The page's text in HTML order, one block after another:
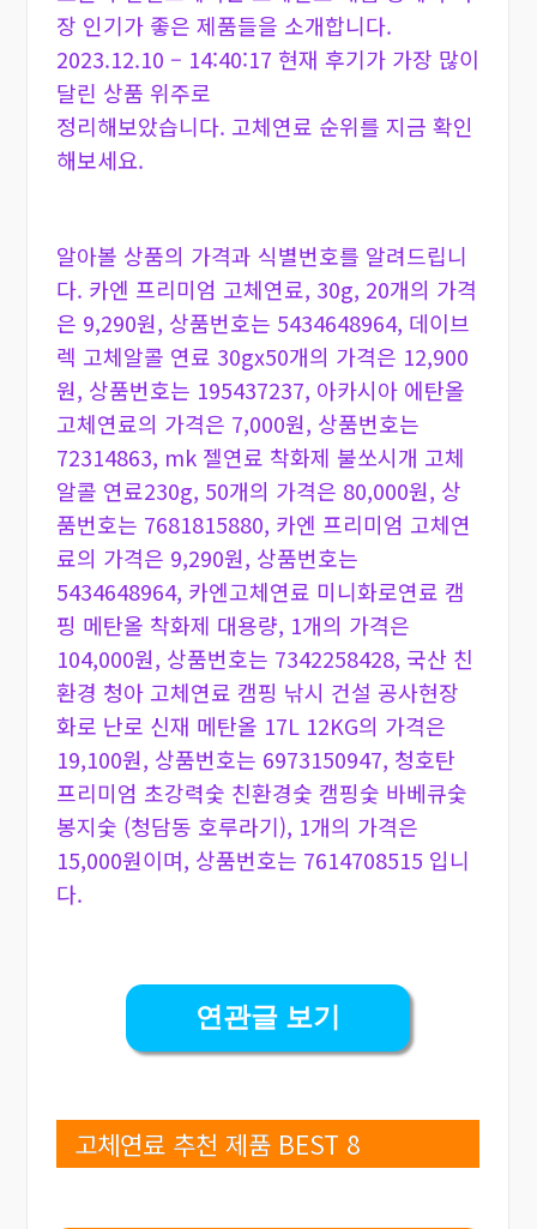
장 인기가 좋은 제품들을 소개합니다.
2023.12.10 – 14:40:17 현재 후기가 가장 많이
달린 상품 위주로
정리해보았습니다. 고체연료 순위를 지금 확인
해보세요.
알아볼 상품의 가격과 식별번호를 알려드립니
다. 카엔 프리미엄 고체연료, 30g, 20개의 가격
은 9,290원, 상품번호는 5434648964, 데이브
렉 고체알콜 연료 30gx50개의 가격은 12,900
원, 상품번호는 195437237, 아카시아 에탄올
고체연료의 가격은 7,000원, 상품번호는
72314863, mk 젤연료 착화제 불쏘시개 고체
알콜 연료230g, 50개의 가격은 80,000원, 상
품번호는 7681815880, 카엔 프리미엄 고체연
료의 가격은 9,290원, 상품번호는
5434648964, 카엔고체연료 미니화로연료 캠
핑 메탄올 착화제 대용량, 1개의 가격은
104,000원, 상품번호는 7342258428, 국산 친
환경 청아 고체연료 캠핑 낚시 건설 공사현장
화로 난로 신재 메탄올 17L 12KG의 가격은
19,100원, 상품번호는 6973150947, 청호탄
프리미엄 초강력숯 친환경숯 캠핑숯 바베큐숯
봉지숯 (청담동 호루라기), 1개의 가격은
15,000원이며, 상품번호는 7614708515 입니
다.
연관글 보기
고체연료 추천 제품 BEST 8